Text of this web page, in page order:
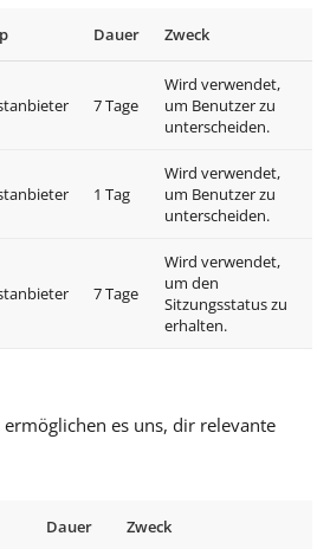
Dauer Zweck
7 Tage
Wird verwendet,
um Benutzer zu
unterscheiden.
1 Tag
Wird verwendet,
um Benutzer zu
unterscheiden.
7 Tage
Wird verwendet,
um den
Sitzungsstatus zu
erhalten.
es uns, dir relevante
Dauer Zweck